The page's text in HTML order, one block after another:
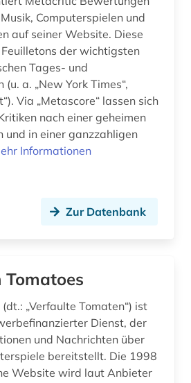
Computerspielen und
auf seiner Website. Diese
der wichtigsten
Tages- und
a. „New York Times“,
Via „Metascore“ lassen sich
nach einer geheimen
und in einer ganzzahligen
Informationen
Zur Datenbank
Tomatoes
„Verfaulte Tomaten“) ist
Dienst, der
und Nachrichten über
bereitstellt. Die 1998
Website wird laut Anbieter